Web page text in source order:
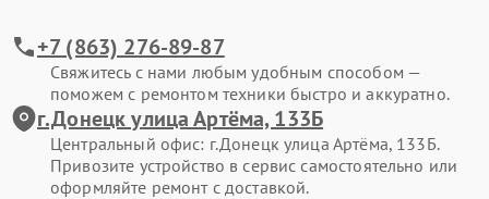
+7 (863) 276-89-87
Свяжитесь с нами любым удобным способом —
поможем с ремонтом техники быстро и аккуратно.
г.Донецк улица Артёма, 133Б
Центральный офис: г.Донецк улица Артёма, 133Б.
Привозите устройство в сервис самостоятельно или
оформляйте ремонт с доставкой.